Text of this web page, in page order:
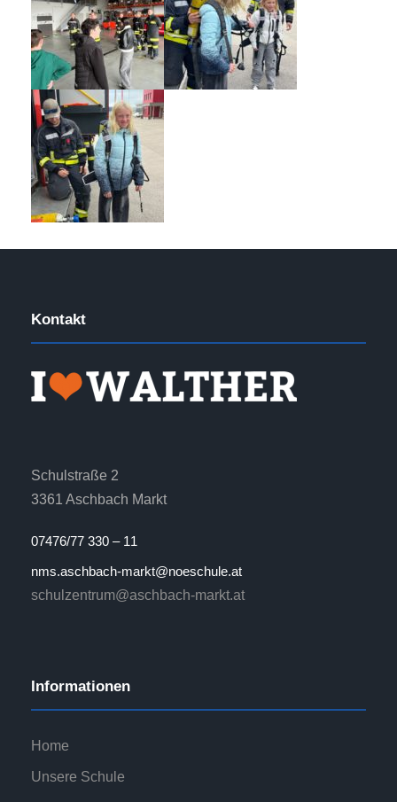
Kontakt
Schulstraße 2
3361 Aschbach Markt
07476/77 330 – 11
nms.aschbach-markt@noeschule.at
schulzentrum@aschbach-markt.at
Informationen
Home
Unsere Schule